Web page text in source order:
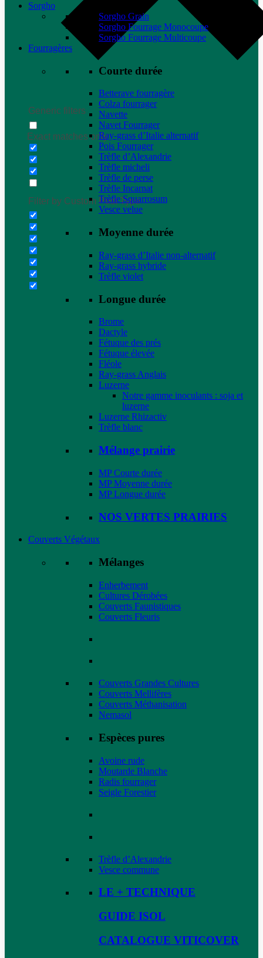
Generic filters
Exact matches only
Filter by Custom Post Type
Sorgho
Sorgho Grain
Sorgho Fourrage Monocoupe
Sorgho Fourrage Multicoupe
Fourragères
Courte durée
Betterave fourragère
Colza fourrager
Navette
Navet Fourrager
Ray-grass d’Italie alternatif
Pois Fourrager
Trèfle d’Alexandrie
Trèfle micheli
Trèfle de perse
Trèfle Incarnat
Trèfle Squarrosum
Vesce velue
Moyenne durée
Ray-grass d’Italie non-alternatif
Ray-grass hybride
Trèfle violet
Longue durée
Brome
Dactyle
Fétuque des prés
Fétuque élevée
Fléole
Ray-grass Anglais
Luzerne
Notre gamme inoculants : soja et
luzerne
Luzerne Rhizactiv
Trèfle blanc
Mélange prairie
MP Courte durée
MP Moyenne durée
MP Longue durée
NOS VERTES PRAIRIES
Couverts Végétaux
Mélanges
Enherbement
Cultures Dérobées
Couverts Faunistiques
Couverts Fleuris
Couverts Grandes Cultures
Couverts Mellifères
Couverts Méthanisation
Nemasol
Espèces pures
Avoine rude
Moutarde Blanche
Radis fourrager
Seigle Forestier
Trèfle d’Alexandrie
Vesce commune
LE + TECHNIQUE
GUIDE ISOL
CATALOGUE VITICOVER